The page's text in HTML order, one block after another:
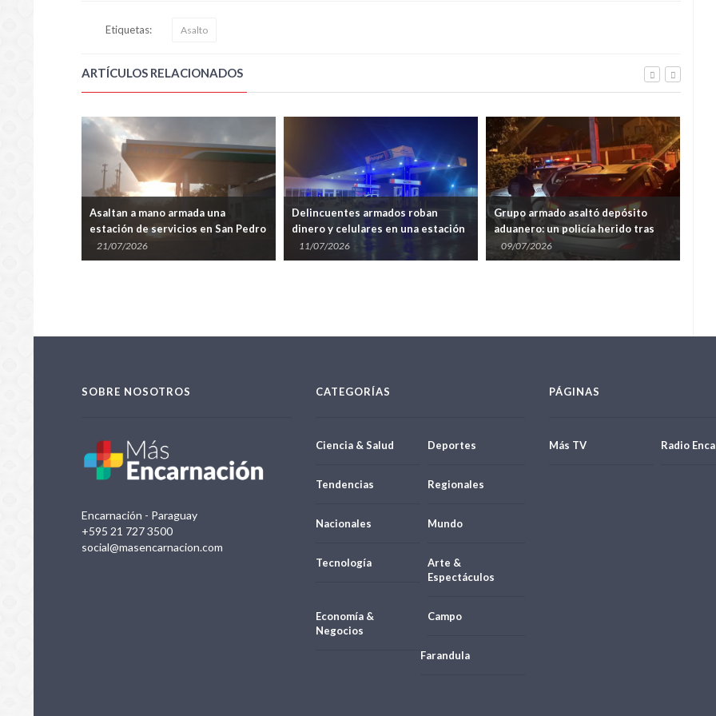
Etiquetas: Asalto
ARTÍCULOS RELACIONADOS
mano armada una
de servicios en San Pedro
Delincuentes armados roban
dinero y celulares en una estación
de servicios de San Pedro del
Paraná
Grupo armado asaltó depósito
aduanero: un policía herido tras
enfrentamiento
09/07/2026
Asaltan un camión de
de encomiendas en Pirapó.
09/07/2026
SOBRE NOSOTROS
Encarnación - Paraguay
+595 21 727 3500
social@masencarnacion.com
CATEGORÍAS
Ciencia & Salud Deportes
Tendencias Regionales
Nacionales Mundo
Tecnología
Arte &
Espectáculos
Economía &
Negocios
Campo
Farandula
PÁGINAS
Más TV Radio